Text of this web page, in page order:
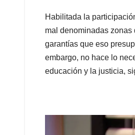
Habilitada la
mal denominadas
garantías que eso
embargo, no hace lo
educación y la justicia,